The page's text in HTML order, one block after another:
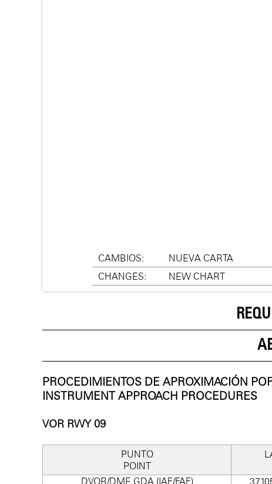
CAMBIOS:
NUEVA CARTA
CHANGES:
NEW CHART
PROCEDIMIENTOS DE APROXIMACIÓN
INSTRUMENT APPROACH PROCEDURES
VOR RWY 09
PUNTO
POINT
DVOR/DME GDA (IAF/FAF)